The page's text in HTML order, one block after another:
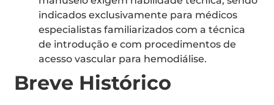
indicados exclusivamente para médicos
especialistas familiarizados com a técnica
de introdução e com procedimentos de
acesso vascular para hemodiálise.
Breve Histórico